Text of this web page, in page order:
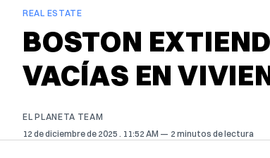
REAL ESTATE
BOSTON
VACÍAS EN
EL PLANETA TEAM
12 de diciembre de 2025 . 11:52 AM 2 minutos de lectura